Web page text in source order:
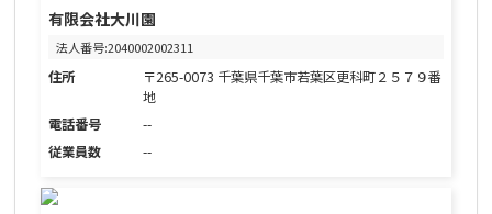
有限会社大川園
法人番号:2040002002311
住所
〒265-0073 千葉県千葉市若葉区更科町２５７９番
地
電話番号
--
従業員数
--